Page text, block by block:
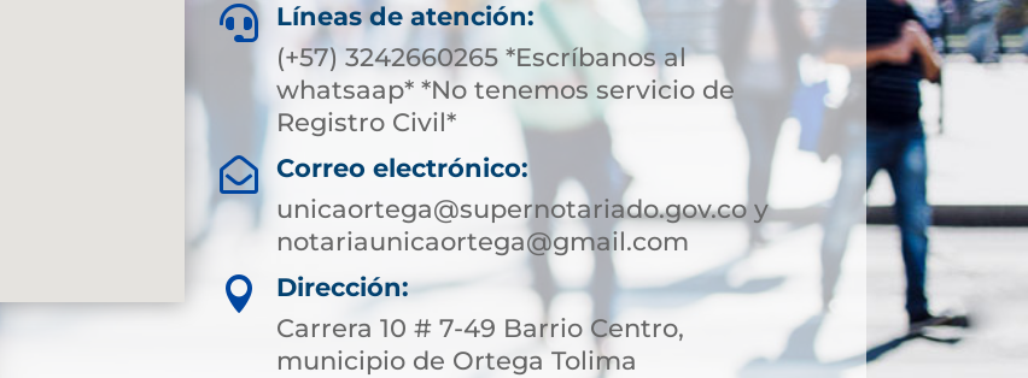

Líneas de atención:
(+57) 3242660265 *Escríbanos al
whatsaap* *No tenemos servicio de
Registro Civil*

Correo electrónico:
unicaortega@supernotariado.gov.co y
notariaunicaortega@gmail.com

Dirección:
Carrera 10 # 7-49 Barrio Centro,
municipio de Ortega Tolima